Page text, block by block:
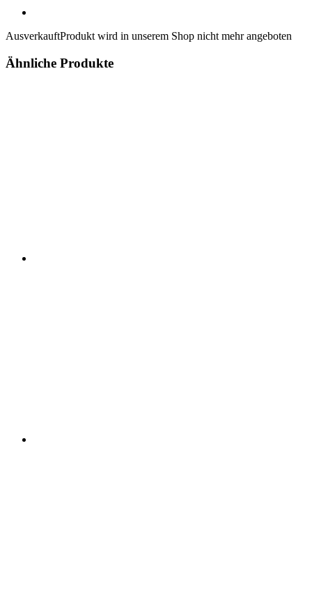
AusverkauftProdukt wird in unserem Shop nicht mehr angeboten
Ähnliche Produkte